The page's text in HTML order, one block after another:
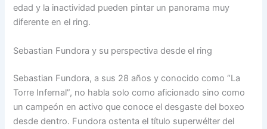
edad y la inactividad pueden pintar un panorama muy
diferente en el ring.
Sebastian Fundora y su perspectiva desde el ring
Sebastian Fundora, a sus 28 años y conocido como “La
Torre Infernal”, no habla solo como aficionado sino como
un campeón en activo que conoce el desgaste del boxeo
desde dentro. Fundora ostenta el título superwélter del